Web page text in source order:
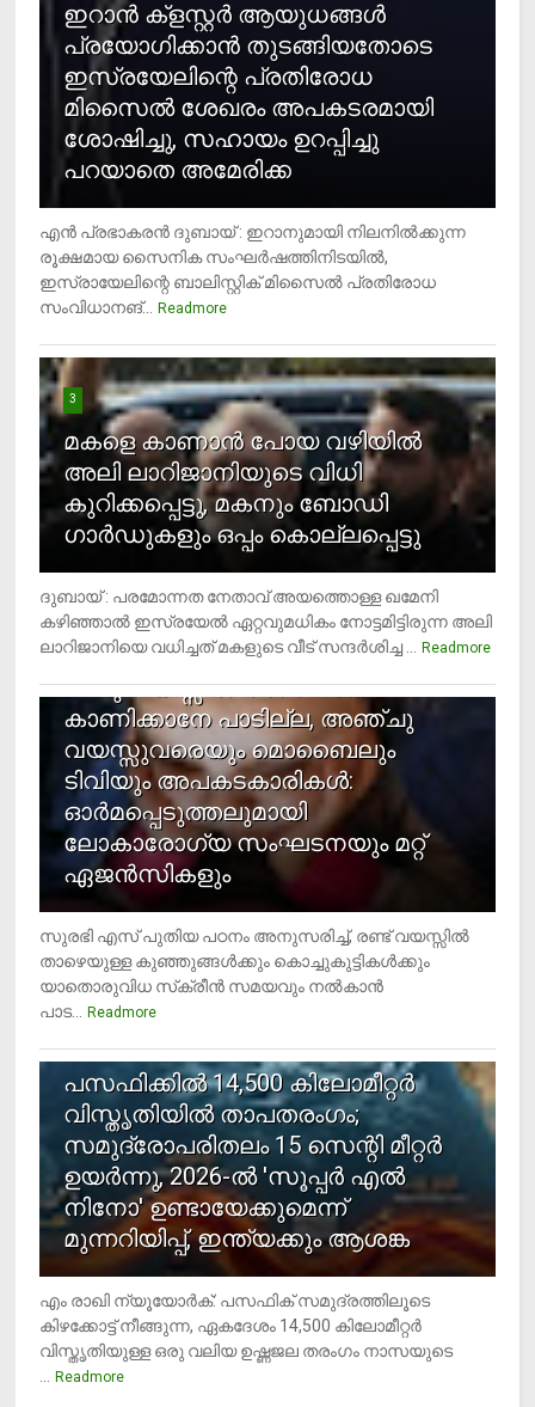
ഇറാന്‍ ക്‌ളസ്റ്റര്‍ ആയുധങ്ങള്‍
പ്രയോഗിക്കാന്‍ തുടങ്ങിയതോടെ
ഇസ്രയേലിന്റെ പ്രതിരോധ
മിസൈല്‍ ശേഖരം അപകടരമായി
ശോഷിച്ചു, സഹായം ഉറപ്പിച്ചു
പറയാതെ അമേരിക്ക
എന്‍ പ്രഭാകരന്‍ ദുബായ് : ഇറാനുമായി നിലനില്‍ക്കുന്ന
രൂക്ഷമായ സൈനിക സംഘര്‍ഷത്തിനിടയില്‍,
ഇസ്രായേലിന്റെ ബാലിസ്റ്റിക് മിസൈല്‍ പ്രതിരോധ
സംവിധാനങ്...
Readmore
3
മകളെ കാണാന്‍ പോയ വഴിയില്‍
അലി ലാറിജാനിയുടെ വിധി
കുറിക്കപ്പെട്ടു, മകനും ബോഡി
ഗാര്‍ഡുകളും ഒപ്പം കൊല്ലപ്പെട്ടു
ദുബായ് : പരമോന്നത നേതാവ് അയത്തൊള്ള ഖമേനി
കഴിഞ്ഞാല്‍ ഇസ്രയേല്‍ ഏറ്റവുമധികം നോട്ടമിട്ടിരുന്ന അലി
ലാറിജാനിയെ വധിച്ചത് മകളുടെ വീട് സന്ദര്‍ശിച്ച ...
Readmore
4
രണ്ടു വയസ്സില്‍ താഴെ സ്‌ക്രീന്‍
കാണിക്കാനേ പാടില്ല, അഞ്ചു
വയസ്സുവരെയും മൊബൈലും
ടിവിയും അപകടകാരികള്‍:
ഓര്‍മപ്പെടുത്തലുമായി
ലോകാരോഗ്യ സംഘടനയും മറ്റ്
ഏജന്‍സികളും
സുരഭി എസ് പുതിയ പഠനം അനുസരിച്ച്, രണ്ട് വയസ്സില്‍
താഴെയുള്ള കുഞ്ഞുങ്ങള്‍ക്കും കൊച്ചുകുട്ടികള്‍ക്കും
യാതൊരുവിധ സ്‌ക്രീന്‍ സമയവും നല്‍കാന്‍
പാട...
Readmore
പസഫിക്കില്‍ 14,500 കിലോമീറ്റര്‍
വിസ്തൃതിയില്‍ താപതരംഗം;
സമുദ്രോപരിതലം 15 സെന്റി മീറ്റര്‍
ഉയര്‍ന്നു, 2026-ല്‍ 'സൂപ്പര്‍ എല്‍
നിനോ' ഉണ്ടായേക്കുമെന്ന്
മുന്നറിയിപ്പ്, ഇന്ത്യക്കും ആശങ്ക
എം രാഖി ന്യൂയോര്‍ക്: പസഫിക് സമുദ്രത്തിലൂടെ
കിഴക്കോട്ട് നീങ്ങുന്ന, ഏകദേശം 14,500 കിലോമീറ്റര്‍
വിസ്തൃതിയുള്ള ഒരു വലിയ ഉഷ്ണജല തരംഗം നാസയുടെ
Readmore